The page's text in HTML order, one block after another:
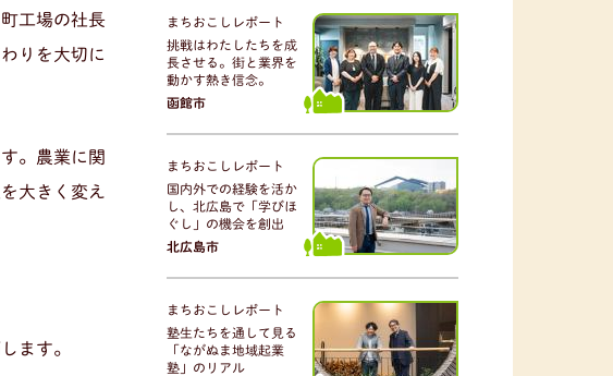
工場の社長
りを大切に
。農業に関
大きく変え
ます。
まちおこしレポート
挑戦はわたしたちを成
長させる。街と業界を
動かす熱き信念。
函館市
まちおこしレポート
国内外での経験を活か
し、北広島で「学びほ
ぐし」の機会を創出
北広島市
まちおこしレポート
塾生たちを通して見る
「ながぬま地域起業
塾」のリアル